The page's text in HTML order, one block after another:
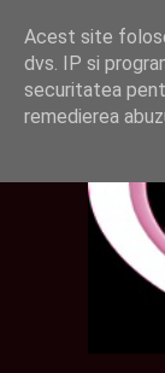
Acest site
dvs. IP si
securitatea
remedierea